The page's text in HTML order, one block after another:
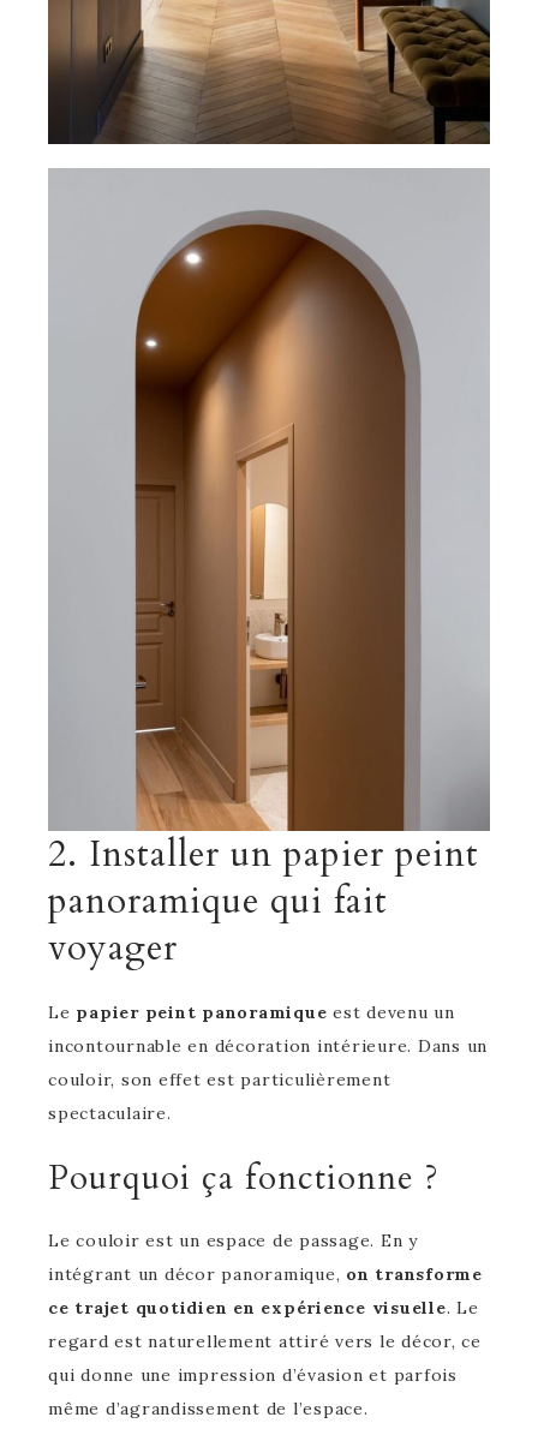
2. Installer un papier peint
panoramique qui fait
voyager
Le papier peint panoramique est devenu un
incontournable en décoration intérieure. Dans un
couloir, son effet est particulièrement
spectaculaire.
Pourquoi ça fonctionne ?
Le couloir est un espace de passage. En y
intégrant un décor panoramique, on transforme
ce trajet quotidien en expérience visuelle. Le
regard est naturellement attiré vers le décor, ce
qui donne une impression d’évasion et parfois
même d’agrandissement de l’espace.